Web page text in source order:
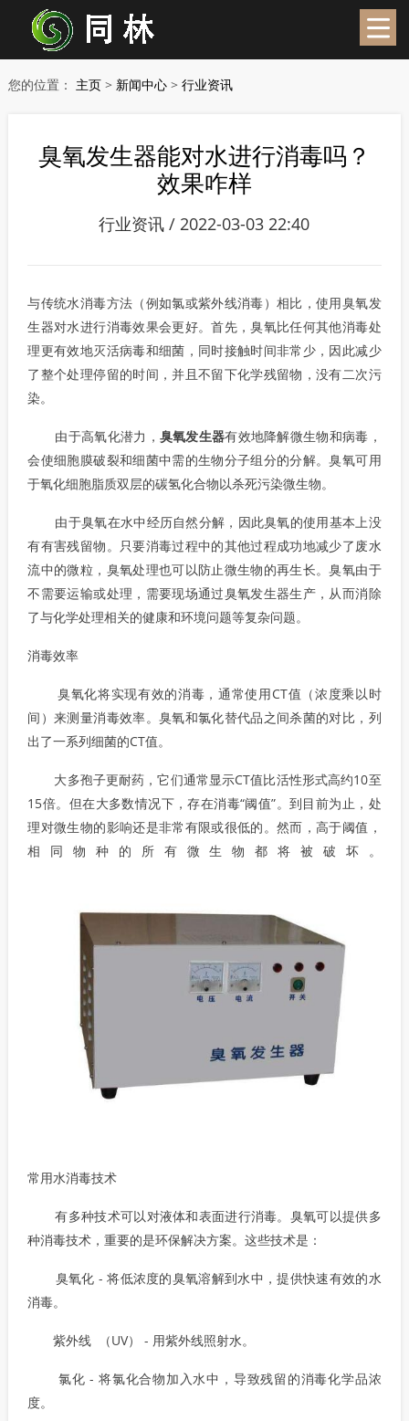
您的位置： 主页> 新闻中心> 行业资讯
臭氧发生器能对水进行消毒吗？
效果咋样
行业资讯 / 2022-03-03 22:40
与传统水消毒方法（例如氯或紫外线消毒）相比，使用臭氧发
生器对水进行消毒效果会更好。首先，臭氧比任何其他消毒处
理更有效地灭活病毒和细菌，同时接触时间非常少，因此减少
了整个处理停留的时间，并且不留下化学残留物，没有二次污
染。
由于高氧化潜力， 臭氧发生器有效地降解微生物和病毒，
会使细胞膜破裂和细菌中需的生物分子组分的分解。臭氧可用
于氧化细胞脂质双层的碳氢化合物以杀死污染微生物。
由于臭氧在水中经历自然分解，因此臭氧的使用基本上没
有有害残留物。只要消毒过程中的其他过程成功地减少了废水
流中的微粒，臭氧处理也可以防止微生物的再生长。臭氧由于
不需要运输或处理，需要现场通过臭氧发生器生产，从而消除
了与化学处理相关的健康和环境问题等复杂问题。
消毒效率
臭氧化将实现有效的消毒，通常使用CT值（浓度乘以时
间）来测量消毒效率。臭氧和氯化替代品之间杀菌的对比，列
出了一系列细菌的CT值。
大多孢子更耐药，它们通常显示CT值比活性形式高约10至
15倍。但在大多数情况下，存在消毒“阈值”。到目前为止，处
理对微生物的影响还是非常有限或很低的。然而，高于阈值，
相同物种的所有微生物都将被破坏。
常用水消毒技术
有多种技术可以对液体和表面进行消毒。臭氧可以提供多
种消毒技术，重要的是环保解决方案。这些技术是：
臭氧化 - 将低浓度的臭氧溶解到水中，提供快速有效的水
消毒。
紫外线 （UV） - 用紫外线照射水。
氯化 - 将氯化合物加入水中，导致残留的消毒化学品浓
度。